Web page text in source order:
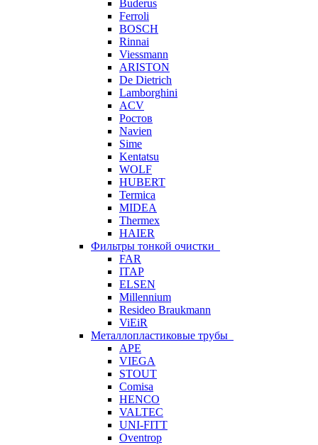
Buderus
Ferroli
BOSCH
Rinnai
Viessmann
ARISTON
De Dietrich
Lamborghini
ACV
Ростов
Navien
Sime
Kentatsu
WOLF
HUBERT
Termica
MIDEA
Thermex
HAIER
Фильтры тонкой очистки
FAR
ITAP
ELSEN
Millennium
Resideo Braukmann
ViEiR
Металлопластиковые трубы
APE
VIEGA
STOUT
Comisa
HENCO
VALTEC
UNI-FITT
Oventrop